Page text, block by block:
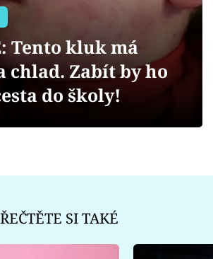
Tento kluk má
chlad. Zabít by ho
do školy!
SI TAKÉ